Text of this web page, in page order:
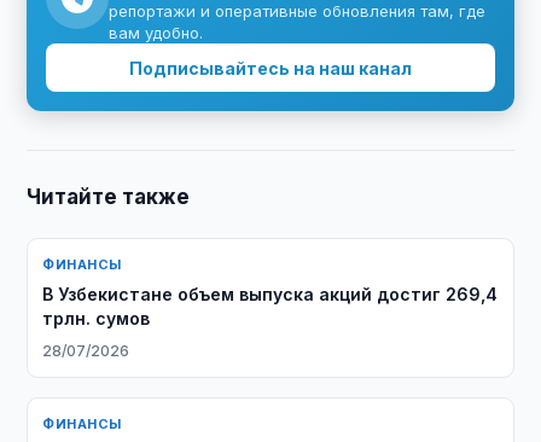
репортажи и оперативные обновления там, где
вам удобно.
Подписывайтесь на наш канал
Читайте также
ФИНАНСЫ
​​​​​​​В Узбекистане объем выпуска акций достиг 269,4
трлн. сумов
28/07/2026
ФИНАНСЫ